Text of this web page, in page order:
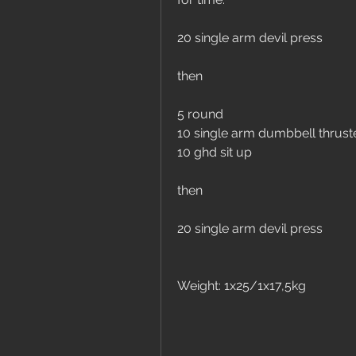
20 single arm devil press
then
5 round
10 single arm dumbbell
10 ghd sit up
then
20 single arm devil press
Weight: 1x25/1x17,5kg